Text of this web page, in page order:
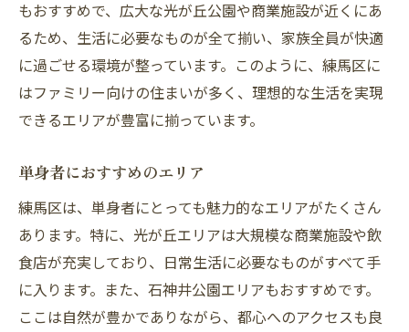
もおすすめで、広大な光が丘公園や商業施設が近くにあ
るため、生活に必要なものが全て揃い、家族全員が快適
に過ごせる環境が整っています。このように、練馬区に
はファミリー向けの住まいが多く、理想的な生活を実現
できるエリアが豊富に揃っています。
単身者におすすめのエリア
練馬区は、単身者にとっても魅力的なエリアがたくさん
あります。特に、光が丘エリアは大規模な商業施設や飲
食店が充実しており、日常生活に必要なものがすべて手
に入ります。また、石神井公園エリアもおすすめです。
ここは自然が豊かでありながら、都心へのアクセスも良